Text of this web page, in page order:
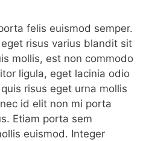
felis euismod semper.
risus varius blandit sit
mollis, est non commodo
ligula, eget lacinia odio
risus eget urna mollis
id elit non mi porta
Etiam porta sem
euismod. Integer